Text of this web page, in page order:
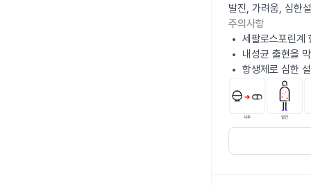
발진, 가려움, 심한
주의사항
세팔로스포린계
내성균 출현을
항생제로 심한